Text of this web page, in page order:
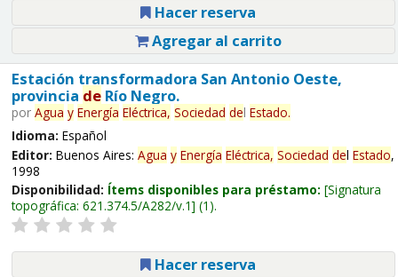
Hacer reserva
Agregar al carrito
Estación transformadora San Antonio Oeste,
provincia deRío Negro.
por Agua y Energía Eléctrica, Sociedad del Estado.
Idioma: Español
Editor: Buenos Aires: Agua y Energía Eléctrica, Sociedad del Estado,
1998
Disponibilidad: Ítems disponibles para préstamo: Signatura
topográfica: 621.374.5/A282/v.1 (1).
Hacer reserva